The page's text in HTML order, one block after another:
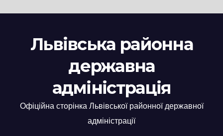
Львівська районна
державна
адміністрація
Офіційна сторінка Львівської районної державної
адміністрації